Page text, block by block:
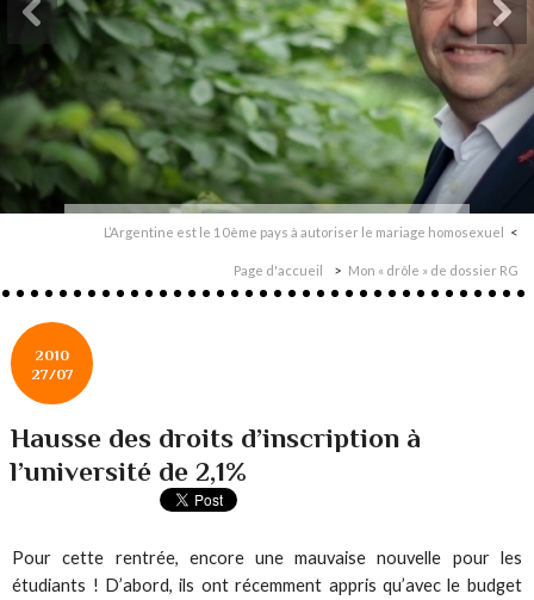
L’Argentine est le 10ème pays à autoriser le mariage homosexuel
Page d'accueil Mon « drôle » de dossier RG
2010
27/07
Hausse des droits d’inscription à
l’université de 2,1%
Pour cette rentrée, encore une mauvaise nouvelle pour les
étudiants ! D’abord, ils ont récemment appris qu’avec le budget